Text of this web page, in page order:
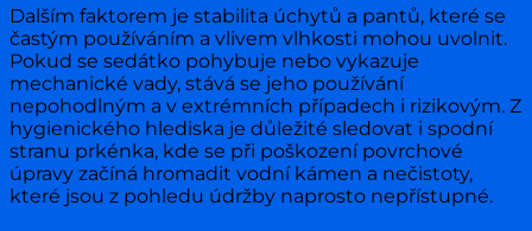
Dalším faktorem je stabilita úchytů a pantů, které se
častým používáním a vlivem vlhkosti mohou uvolnit.
Pokud se sedátko pohybuje nebo vykazuje
mechanické vady, stává se jeho používání
nepohodlným a v extrémních případech i rizikovým. Z
hygienického hlediska je důležité sledovat i spodní
stranu prkénka, kde se při poškození povrchové
úpravy začíná hromadit vodní kámen a nečistoty,
které jsou z pohledu údržby naprosto nepřístupné.